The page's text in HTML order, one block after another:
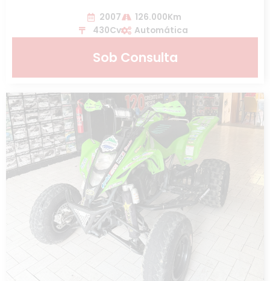
2007
126.000Km
430Cv
Automática
Sob Consulta